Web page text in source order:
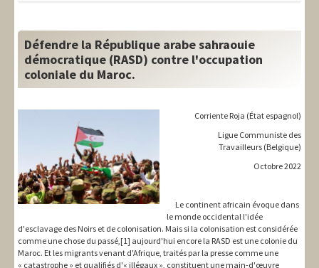
International
Syndical
Social
Thèmes
Défendre la République arabe sahraouie
démocratique (RASD) contre l'occupation
coloniale du Maroc.
Corriente Roja (État espagnol)
Ligue Communiste des
Travailleurs (Belgique)
Octobre 2022
Le continent africain évoque dans
le monde occidental l'idée
d'esclavage des Noirs et de colonisation. Mais si la colonisation est considérée
comme une chose du passé,[1] aujourd'hui encore la RASD est une colonie du
Maroc. Et les migrants venant d'Afrique, traités par la presse comme une
« catastrophe » et qualifiés d'« illégaux », constituent une main-d'œuvre